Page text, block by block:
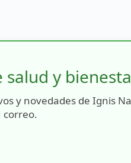
salud y
y novedades de Ignis
correo.